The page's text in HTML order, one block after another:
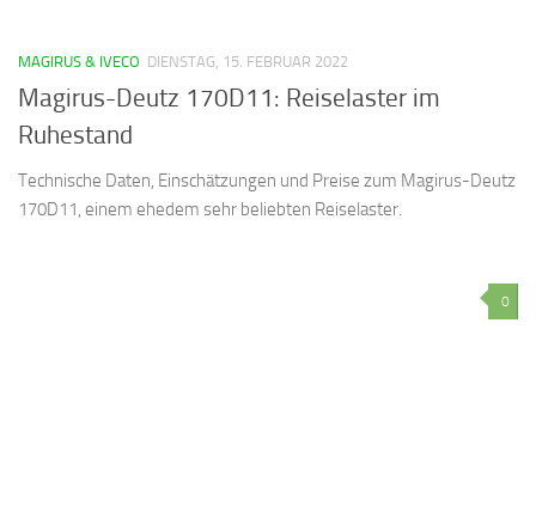
MAGIRUS & IVECO DIENSTAG, 15. FEBRUAR 2022
Magirus-Deutz 170D11: Reiselaster im
Ruhestand
Technische Daten, Einschätzungen und Preise zum Magirus-Deutz
170D11, einem ehedem sehr beliebten Reiselaster.
0